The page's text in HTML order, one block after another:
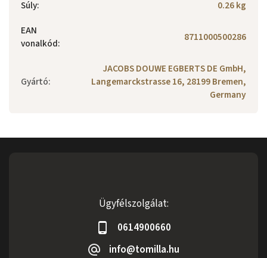
Súly:
0.26 kg
EAN
vonalkód: 8711000500286
Gyártó:
JACOBS DOUWE EGBERTS DE GmbH,
Langemarckstrasse 16, 28199 Bremen,
Germany
Ügyfélszolgálat:
0614900660
info@tomilla.hu